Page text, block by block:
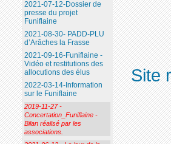
2021-07-12-Dossier de
presse du projet
Funiflaine
2021-08-30- PADD-PLU
d’Arâches la Frasse
2021-09-16-Funiflaine -
Vidéo et restitutions des
allocutions des élus
2022-03-14-Information
sur le Funiflaine
2019-11-27 -
Concertation_Funiflaine -
Bilan réalisé par les
associations.
Site